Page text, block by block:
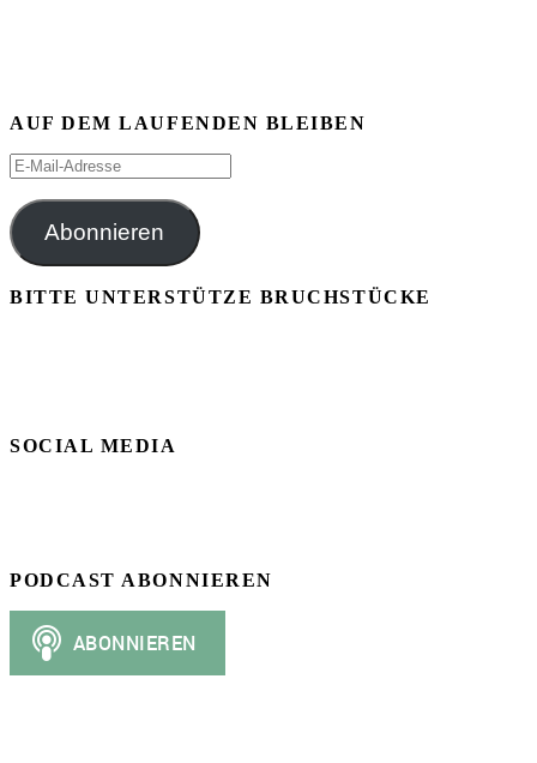
AUF DEM LAUFENDEN BLEIBEN
E-
Adresse
Abonnieren
BITTE UNTERSTÜTZE BRUCHSTÜCKE
SOCIAL MEDIA
PODCAST ABONNIEREN